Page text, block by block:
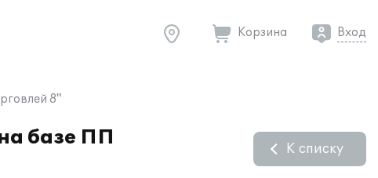
Корзина Вход
8"
базе ПП
К списку